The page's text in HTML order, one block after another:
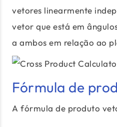
vetores linearmente
vetor que está em
a ambos em relação ao
Fórmula de
A fórmula de produto